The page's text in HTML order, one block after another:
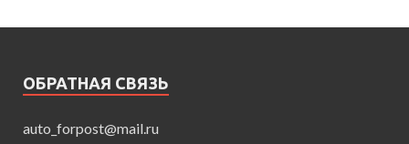
ОБРАТНАЯ СВЯЗЬ
auto_forpost@mail.ru